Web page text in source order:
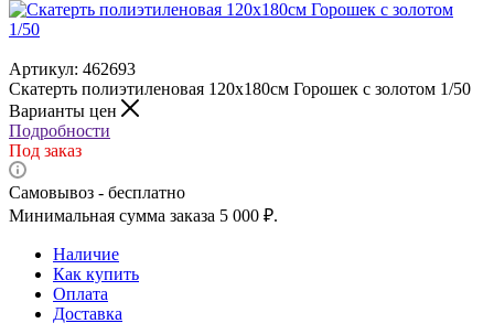
Артикул: 462693
Скатерть полиэтиленовая 120х180см Горошек с золотом 1/50
Варианты цен
Подробности
Под заказ
Самовывоз - бесплатно
Минимальная сумма заказа 5 000 ₽.
Наличие
Как купить
Оплата
Доставка